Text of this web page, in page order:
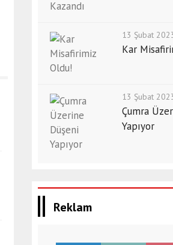
13 Şubat
Kar
13 Şubat
Çumra
Yapıyor
Reklam